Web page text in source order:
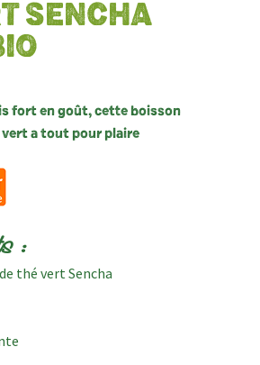
SENCHA
fort en goût, cette boisson
a tout pour plaire
:
thé vert Sencha